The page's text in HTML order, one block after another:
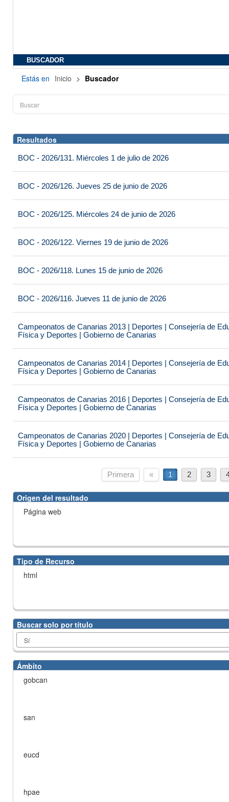
BUSCADOR
Estás en Inicio > Buscador
Resultados
BOC - 2026/131. Miércoles 1 de julio de 2026
BOC - 2026/126. Jueves 25 de junio de 2026
BOC - 2026/125. Miércoles 24 de junio de 2026
BOC - 2026/122. Viernes 19 de junio de 2026
BOC - 2026/118. Lunes 15 de junio de 2026
BOC - 2026/116. Jueves 11 de junio de 2026
Campeonatos de Canarias 2013 | Deportes | Consejería de
Física y Deportes | Gobierno de Canarias
Campeonatos de Canarias 2014 | Deportes | Consejería de
Física y Deportes | Gobierno de Canarias
Campeonatos de Canarias 2016 | Deportes | Consejería de
Física y Deportes | Gobierno de Canarias
Campeonatos de Canarias 2020 | Deportes | Consejería de
Física y Deportes | Gobierno de Canarias
Primera « 1 2 3
Origen del resultado
Página web
Tipo de Recurso
html
Buscar solo por título
Ámbito
gobcan
san
eucd
hpae